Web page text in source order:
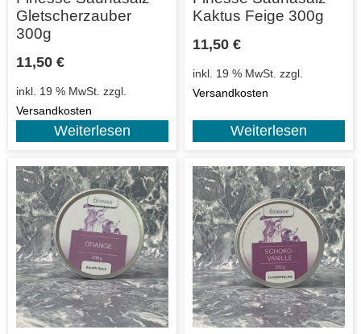
Gletscherzauber
300g
11,50 €
inkl. 19 % MwSt. zzgl.
Versandkosten
Weiterlesen
Kaktus Feige 300g
11,50 €
inkl. 19 % MwSt. zzgl.
Versandkosten
Weiterlesen